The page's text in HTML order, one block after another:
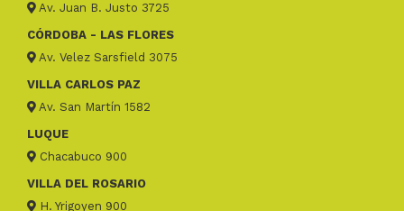
Av. Juan B. Justo 3725
CÓRDOBA - LAS FLORES
Av. Velez Sarsfield 3075
VILLA CARLOS PAZ
Av. San Martín 1582
LUQUE
Chacabuco 900
VILLA DEL ROSARIO
H. Yrigoyen 900